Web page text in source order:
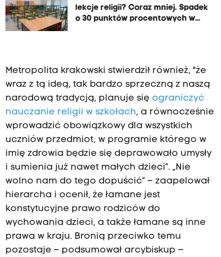
lekcje religii? Coraz mniej. Spadek
o 30 punktów procentowych w
Metropolita krakowski stwierdził również, "że
wraz z tą ideą, tak bardzo sprzeczną z naszą
narodową tradycją, planuje się ograniczyć
nauczanie religii w szkołach, a równocześnie
wprowadzić obowiązkowy dla wszystkich
uczniów przedmiot, w programie którego w
imię zdrowia będzie się deprawowało umysły
i sumienia już nawet małych dzieci”. „Nie
wolno nam do tego dopuścić” – zaapelował
hierarcha i ocenił, że łamane jest
konstytucyjne prawo rodziców do
wychowania dzieci, a także łamane są inne
prawa w kraju. Bronią przeciwko temu
pozostaje – podsumował arcybiskup –